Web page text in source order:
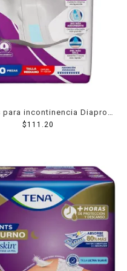
para incontinencia Diapro
mediano 10 pzas
$111.20